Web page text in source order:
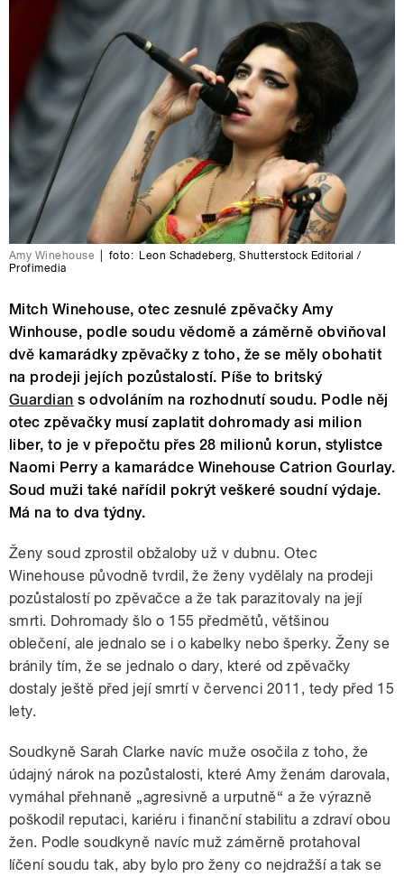
Amy Winehouse foto: Leon Schadeberg ,Shutterstock Editorial /
Profimedia
Mitch Winehouse, otec zesnulé zpěvačky Amy
Winhouse, podle soudu vědomě a záměrně obviňoval
dvě kamarádky zpěvačky z toho, že se měly obohatit
na prodeji jejích pozůstalostí. Píše to britský
Guardian s odvoláním na rozhodnutí soudu. Podle něj
otec zpěvačky musí zaplatit dohromady asi milion
liber, to je v přepočtu přes 28 milionů korun, stylistce
Naomi Perry a kamarádce Winehouse Catrion Gourlay.
Soud muži také nařídil pokrýt veškeré soudní výdaje.
Má na to dva týdny.
Ženy soud zprostil obžaloby už v dubnu. Otec
Winehouse původně tvrdil, že ženy vydělaly na prodeji
pozůstalostí po zpěvačce a že tak parazitovaly na její
smrti. Dohromady šlo o 155 předmětů, většinou
oblečení, ale jednalo se i o kabelky nebo šperky. Ženy se
bránily tím, že se jednalo o dary, které od zpěvačky
dostaly ještě před její smrtí v červenci 2011, tedy před 15
lety.
Soudkyně Sarah Clarke navíc muže osočila z toho, že
údajný nárok na pozůstalosti, které Amy ženám darovala,
vymáhal přehnaně „agresivně a urputně“ a že výrazně
poškodil reputaci, kariéru i finanční stabilitu a zdraví obou
žen. Podle soudkyně navíc muž záměrně protahoval
líčení soudu tak, aby bylo pro ženy co nejdražší a tak se